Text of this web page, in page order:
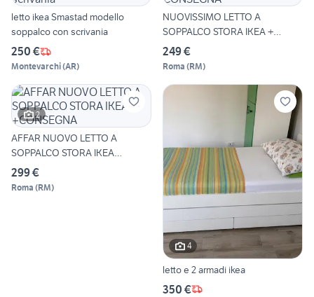
letto ikea Smastad modello
soppalco con scrivania
250 €
Montevarchi(AR)
NUOVISSIMO LETTO A
SOPPALCO STORA IKEA +
CONSEGNA
249 €
Roma (RM)
2
AFFAR NUOVO LETTO A
SOPPALCO STORA IKEA
+CONSEGNA
299 €
Roma (RM)
4
letto e 2 armadi ikea
350 €